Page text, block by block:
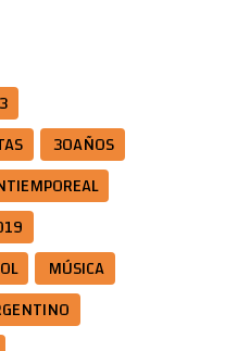
30AÑOS
MÚSICA